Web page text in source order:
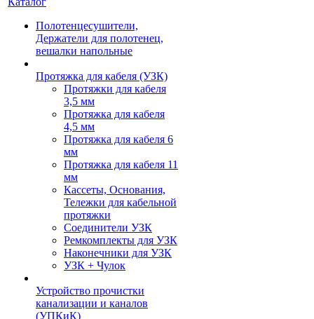
Полотенцесушители,
Держатели для полотенец,
вешалки напольные
Протяжка для кабеля (УЗК)
Протяжки для кабеля
3,5 мм
Протяжка для кабеля
4,5 мм
Протяжка для кабеля 6
мм
Протяжка для кабеля 11
мм
Кассеты, Основания,
Тележки для кабельной
протяжки
Соединители УЗК
Ремкомплекты для УЗК
Наконечники для УЗК
УЗК + Чулок
Устройство прочистки
канализации и каналов
(УПКиК)